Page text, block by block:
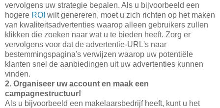
vervolgens uw strategie bepalen. Als u bijvoorbeeld een
hogere ROI wilt genereren, moet u zich richten op het maken
van kwaliteitsadvertenties waarop alleen gebruikers zullen
klikken die zoeken naar wat u te bieden heeft. Zorg er
vervolgens voor dat de advertentie-URL's naar
bestemmingspagina's verwijzen waarop uw potentiële
klanten snel de aanbiedingen uit uw advertenties kunnen
vinden.
2. Organiseer uw account en maak een
campagnestructuur!
Als u bijvoorbeeld een makelaarsbedrijf heeft, kunt u het